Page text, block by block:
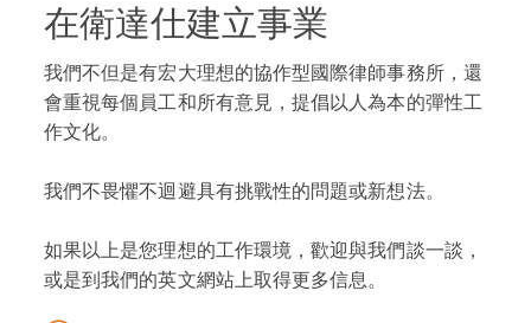
在衛達仕建立事業
我們不但是有宏大理想的協作型國際律師事務所，還
會重視每個員工和所有意見，提倡以人為本的彈性工
作文化。
我們不畏懼不迴避具有挑戰性的問題或新想法。
如果以上是您理想的工作環境，歡迎與我們談一談，
或是到我們的英文網站上取得更多信息。